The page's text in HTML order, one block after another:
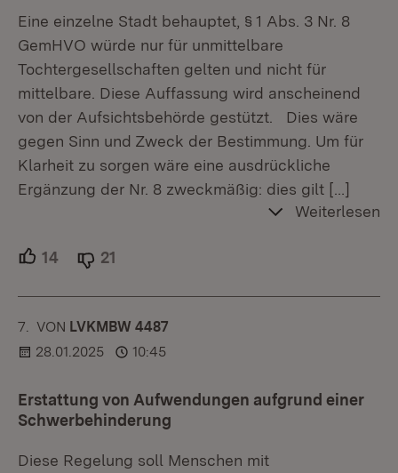
Eine einzelne Stadt behauptet, § 1 Abs. 3 Nr. 8
GemHVO würde nur für unmittelbare
Tochtergesellschaften gelten und nicht für
mittelbare. Diese Auffassung wird anscheinend
von der Aufsichtsbehörde gestützt. Dies wäre
gegen Sinn und Zweck der Bestimmung. Um für
Klarheit zu sorgen wäre eine ausdrückliche
Ergänzung der Nr. 8 zweckmäßig: dies gilt […]
Weiterlesen
14 Unterstützer.
21
7. KOMMENTAR
VON :LVKMBW 4487
28.01.2025
10:45
Erstattung von Aufwendungen aufgrund einer
Schwerbehinderung
Diese Regelung soll Menschen mit